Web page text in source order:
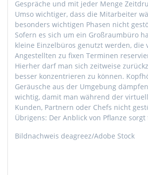
Gespräche und mit jeder Menge
Umso wichtiger, dass die Mitarbeiter
besonders wichtigen Phasen nicht
Sofern es sich um ein Großraumbüro
kleine Einzelbüros genutzt werden, die
Angestellten zu fixen Terminen
Hierher darf man sich zeitweise
besser konzentrieren zu können.
Geräusche aus der Umgebung
wichtig, damit man während der
Kunden, Partnern oder Chefs nicht
Übrigens: Der Anblick von Pflanze
Bildnachweis deagreez/Adobe Stock